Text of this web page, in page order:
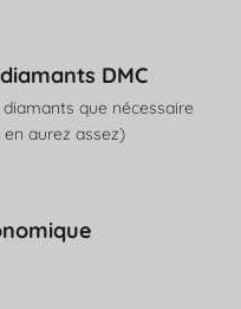
DMC
que nécessaire
aurez assez)